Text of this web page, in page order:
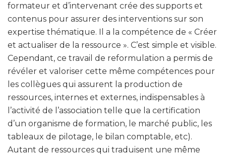
formateur et d’intervenant crée des supports et
contenus pour assurer des interventions sur son
expertise thématique. Il a la compétence de « Créer
et actualiser de la ressource ». C’est simple et visible.
Cependant, ce travail de reformulation a permis de
révéler et valoriser cette même compétences pour
les collègues qui assurent la production de
ressources, internes et externes, indispensables à
l’activité de l’association telle que la certification
d’un organisme de formation, le marché public, les
tableaux de pilotage, le bilan comptable, etc).
Autant de ressources qui traduisent une même